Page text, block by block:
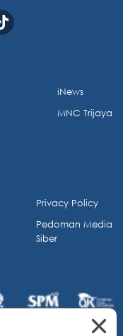
iNews
MNC Trijaya
Privacy Policy
Pedoman Media
Siber